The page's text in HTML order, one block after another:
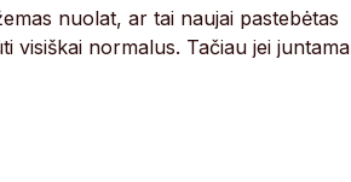
nuolat, ar tai naujai pastebėtas
visiškai normalus. Tačiau jei juntama